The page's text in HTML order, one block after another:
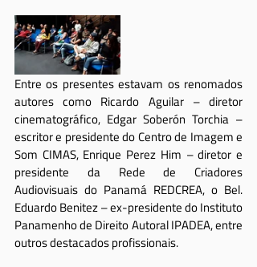
Entre os presentes estavam os renomados
autores como Ricardo Aguilar – diretor
cinematográfico, Edgar Soberón Torchia –
escritor e presidente do Centro de Imagem e
Som CIMAS, Enrique Perez Him – diretor e
presidente da Rede de Criadores
Audiovisuais do Panamá REDCREA, o Bel.
Eduardo Benitez – ex-presidente do Instituto
Panamenho de Direito Autoral IPADEA, entre
outros destacados profissionais.